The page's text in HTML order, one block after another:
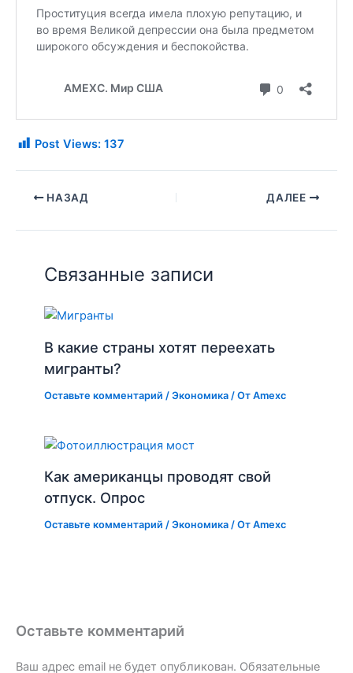
Post Views: 137
НАЗАД ДАЛЕЕ
Связанные записи
В какие страны хотят переехать
мигранты?
Оставьте комментарий /Экономика / ОтAmexc
Как американцы проводят свой
отпуск. Опрос
Оставьте комментарий /Экономика / ОтAmexc
Оставьте комментарий
Ваш адрес email не будет опубликован. Обязательные